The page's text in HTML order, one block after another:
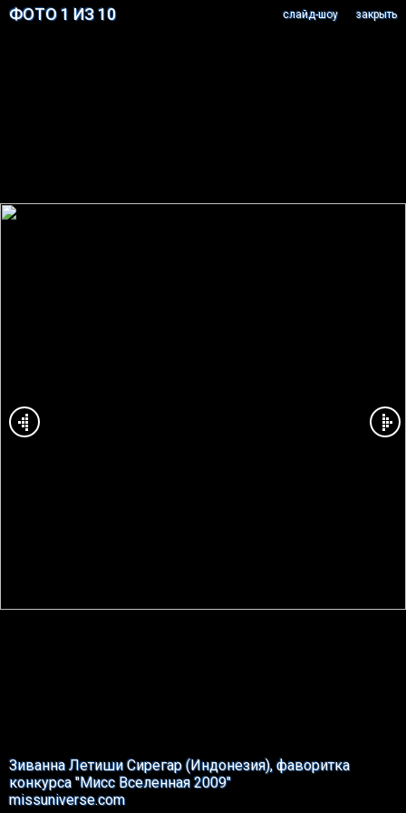
ФОТО 1 ИЗ 10 закрыть
cлайд-шоу
Зиванна Летиши Сирегар (Индонезия), фаворитка
конкурса "Мисс Вселенная 2009"
missuniverse.com